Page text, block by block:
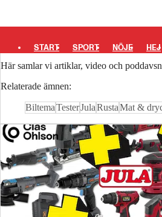
START SPORT NÖJE HEJ
Clas Ohlson
Här samlar vi artiklar, video och
Relaterade ämnen:
BiltemaTesterJulaRustaMat &